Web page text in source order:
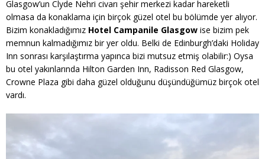
Glasgow’un Clyde Nehri civarı şehir merkezi kadar hareketli
olmasa da konaklama için birçok güzel otel bu bölümde yer alıyor.
Bizim konakladığımız Hotel Campanile Glasgow ise bizim pek
memnun kalmadığımız bir yer oldu. Belki de Edinburgh’daki Holiday
Inn sonrası karşılaştırma yapınca bizi mutsuz etmiş olabilir:) Oysa
bu otel yakınlarında Hilton Garden Inn, Radisson Red Glasgow,
Crowne Plaza gibi daha güzel olduğunu düşündüğümüz birçok otel
vardı.